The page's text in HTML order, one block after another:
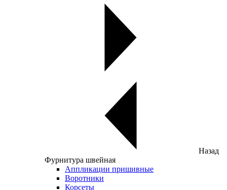
Назад
Фурнитура швейная
Аппликации пришивные
Воротники
Корсеты